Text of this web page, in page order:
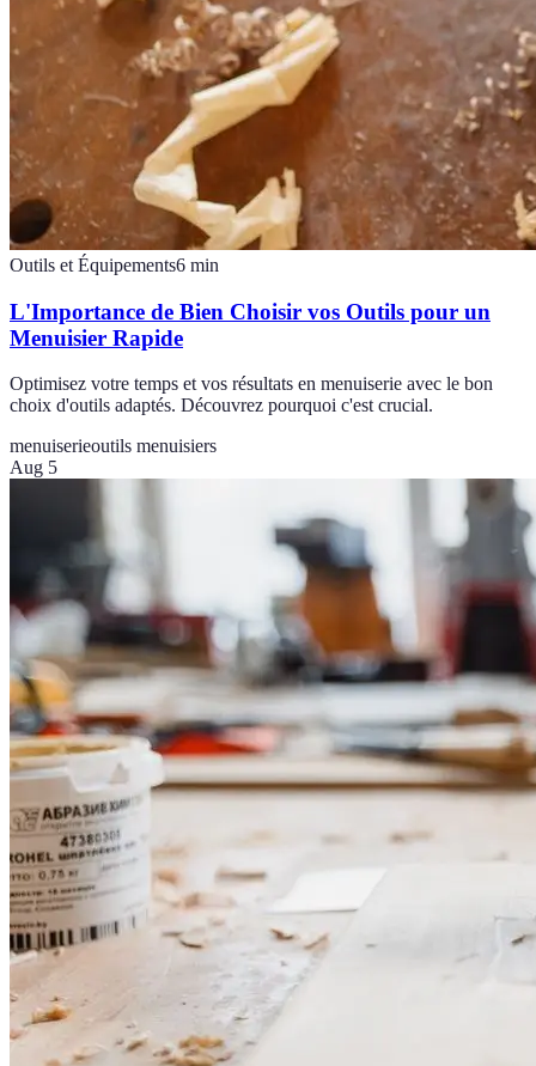
Outils et Équipements6 min
L'Importance de Bien Choisir vos Outils pour un
Menuisier Rapide
Optimisez votre temps et vos résultats en menuiserie avec le bon
choix d'outils adaptés. Découvrez pourquoi c'est crucial.
menuiserieoutils menuisiers
Aug 5